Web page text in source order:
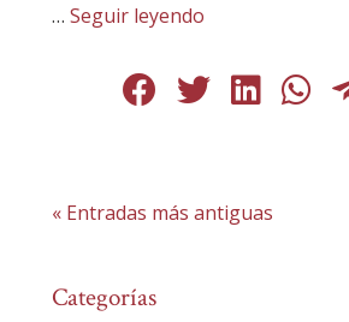
… Seguir leyendo
« Entradas más antiguas
Categorías